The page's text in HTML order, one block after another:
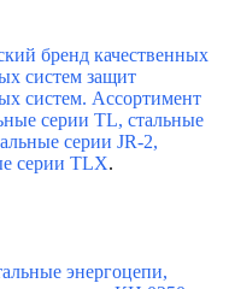
бренд качественных
систем защит
систем. Ассортимент
серии TL, стальные
серии JR-2,
серии TLX.
энергоцепи,